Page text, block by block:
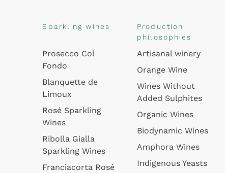
Sparkling wines
Prosecco Col
Fondo
Blanquette de
Limoux
Rosé Sparkling
Wines
Ribolla Gialla
Sparkling Wines
Franciacorta Rosé
Production
philosophies
Artisanal winery
Orange Wine
Wines Without
Added Sulphites
Organic Wines
Biodynamic Wines
Amphora Wines
Indigenous Yeasts